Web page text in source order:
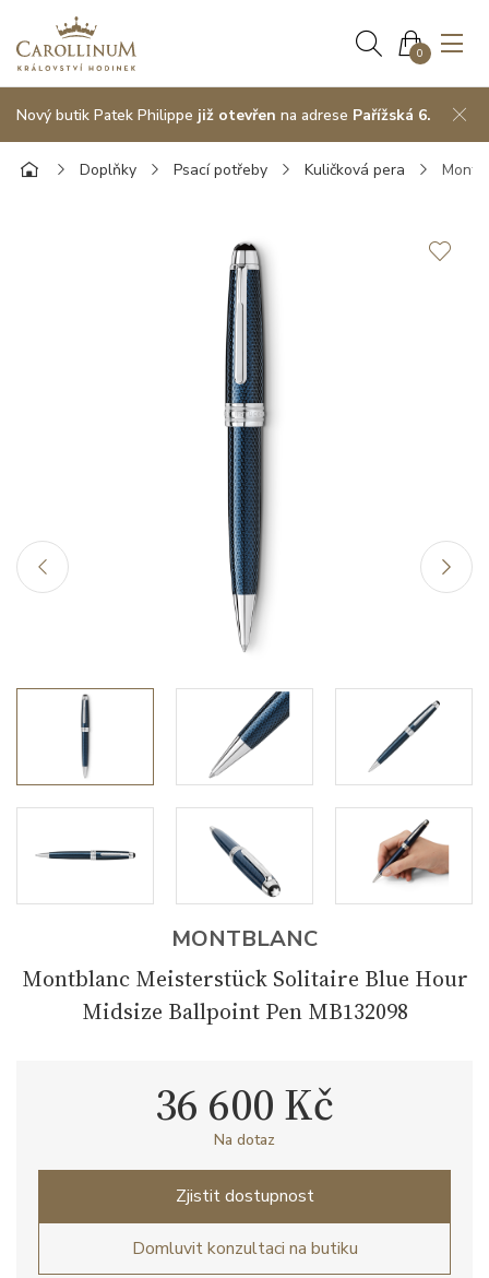
0
Nový butik Patek Philippe již otevřen na adrese Pařížská 6.
Doplňky Psací potřeby Kuličková pera
MONTBLANC
Montblanc Meisterstück Solitaire Blue Hour
Midsize Ballpoint Pen MB132098
36 600 Kč
Na dotaz
Zjistit dostupnost
Domluvit konzultaci na butiku